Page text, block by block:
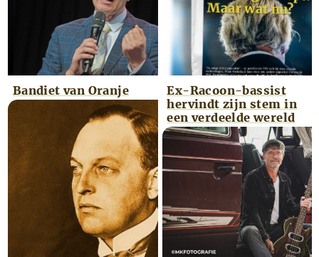
Bandiet van Oranje
Ex-Racoon-bassist
hervindt zijn stem in
een verdeelde wereld